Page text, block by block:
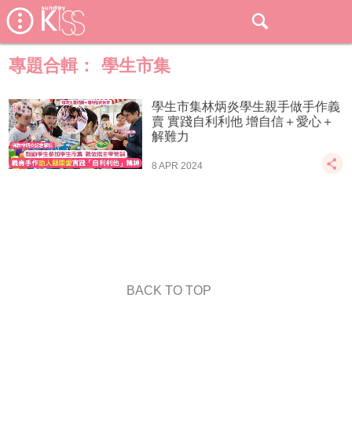
專題合輯： 學生市集
學生市集林炳炎學生親手做手作義
賣 實踐自利利他 增自信＋愛心＋
解難力
8 APR 2024
BACK TO TOP